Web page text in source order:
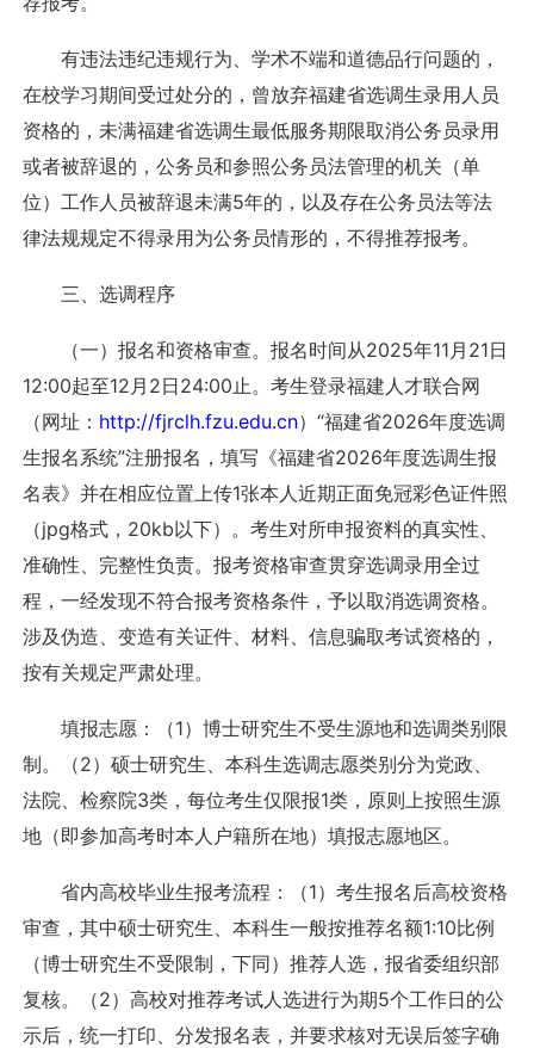
有违法违纪违规行为、学术不端和道德品行问题的，
在校学习期间受过处分的，曾放弃福建省选调生录用人员
资格的，未满福建省选调生最低服务期限取消公务员录用
或者被辞退的，公务员和参照公务员法管理的机关（单
位）工作人员被辞退未满5年的，以及存在公务员法等法
律法规规定不得录用为公务员情形的，不得推荐报考。
三、选调程序
（一）报名和资格审查。报名时间从2025年11月21日
12:00起至12月2日24:00止。考生登录福建人才联合网
（网址： http://fjrclh.fzu.edu.cn）“福建省2026年度选调
生报名系统”注册报名，填写《福建省2026年度选调生报
名表》并在相应位置上传1张本人近期正面免冠彩色证件照
（jpg格式，20kb以下）。考生对所申报资料的真实性、
准确性、完整性负责。报考资格审查贯穿选调录用全过
程，一经发现不符合报考资格条件，予以取消选调资格。
涉及伪造、变造有关证件、材料、信息骗取考试资格的，
按有关规定严肃处理。
填报志愿：（1）博士研究生不受生源地和选调类别限
制。（2）硕士研究生、本科生选调志愿类别分为党政、
法院、检察院3类，每位考生仅限报1类，原则上按照生源
地（即参加高考时本人户籍所在地）填报志愿地区。
省内高校毕业生报考流程：（1）考生报名后高校资格
审查，其中硕士研究生、本科生一般按推荐名额1:10比例
（博士研究生不受限制，下同）推荐人选，报省委组织部
复核。（2）高校对推荐考试人选进行为期5个工作日的公
示后，统一打印、分发报名表，并要求核对无误后签字确